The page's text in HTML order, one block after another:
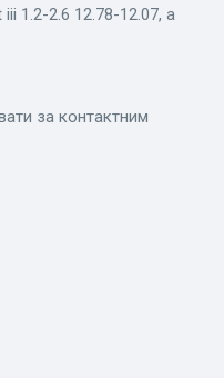
1.2-2.6 12.78-12.07, а
за контактним